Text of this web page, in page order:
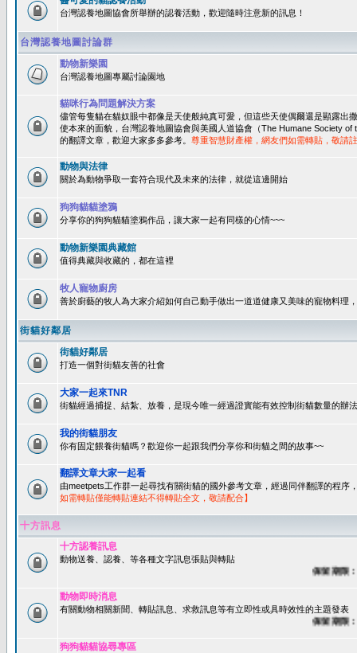
台灣認養地圖協會所舉辦的認養活動，歡迎隨時注意新的訊息！
台灣認養地圖討論群
動物新樂園
台灣認養地圖專屬討論園地
貓咪行為問題解決方案
儘管每隻貓在貓奴眼中都像是天使般純真可愛，但這些天使偶爾還是顯露出
使本來的面貌，台灣認養地圖協會與美國人道協會（The Humane Society
的翻譯文章，歡迎大家多多參考。 尊重智慧財產權，網友們如需轉貼，敬請
動物與法律
關於為動物爭取一套符合現代及未來的法律，就從這邊開始
狗狗貓貓塗鴉
分享你的狗狗貓貓塗鴉作品，讓大家一起有同樣的心情~~~
動物新樂園典藏館
值得典藏與收藏的，都在這裡
牧人寵物廚房
善於廚藝的牧人為大家介紹如何自己動手做出一道道健康又美味的寵物料理
街貓好鄰居
街貓好鄰居
打造一個對街貓友善的社會
大家一起來TNR
街貓經過捕捉、結紮、放養，是現今唯一經過證實能有效控制街貓數量的辦
我的街貓朋友
你有固定餵養街貓嗎？歡迎你一起跟我們分享你和街貓之間的故事~~
翻譯文章大家一起看
由meetpets工作群一起尋找有關街貓的國外參考文章，經過同伴翻譯的程序
如需轉貼僅能轉貼連結不得轉貼全文，敬請配合】
十方訊息
十方認養訊息
動物送養、認養、等各種文字訊息張貼與轉貼
保留期限：60
動物即時消息
有關動物相關新聞、轉貼訊息、求救訊息等有立即性或具時效性的主題發表
保留期限：45
狗狗貓貓協尋專區